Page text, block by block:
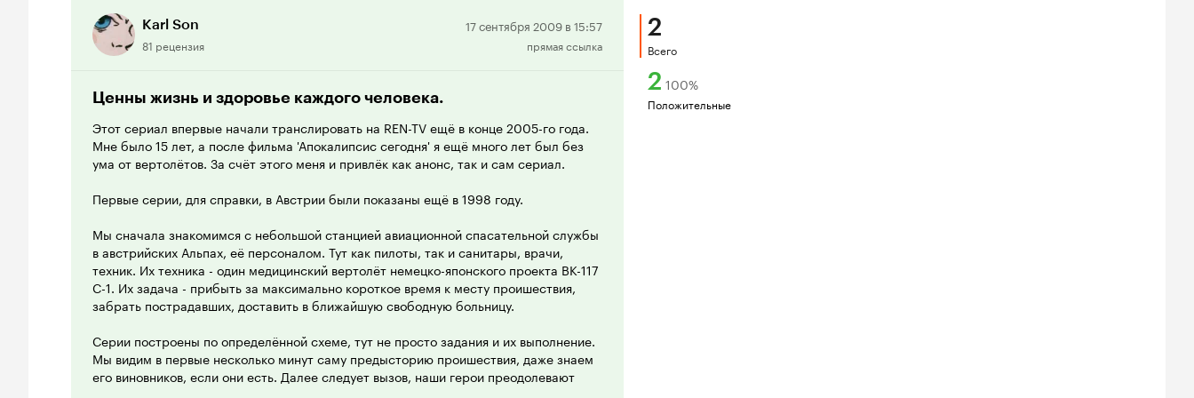
Karl Son
81 рецензия
Положительная
рецензия
17 сентября 2009 в 15:57
прямая ссылка
Ценны жизнь и здоровье каждого человека.
Этот сериал впервые начали транслировать на REN-TV ещё в конце 2005-го года.
Мне было 15 лет, а после фильма 'Апокалипсис сегодня' я ещё много лет был без
ума от вертолётов. За счёт этого меня и привлёк как анонс, так и сам сериал.
Первые серии, для справки, в Австрии были показаны ещё в 1998 году.
Мы сначала знакомимся с небольшой станцией авиационной спасательной службы
в австрийских Альпах, её персоналом. Тут как пилоты, так и санитары, врачи,
техник. Их техника - один медицинский вертолёт немецко-японского проекта BK-117
C-1. Их задача - прибыть за максимально короткое время к месту проишествия,
забрать пострадавших, доставить в ближайшую свободную больницу.
Серии построены по определённой схеме, тут не просто задания и их выполнение.
Мы видим в первые несколько минут саму предысторию проишествия, даже знаем
его виновников, если они есть. Далее следует вызов, наши герои преодолевают
2
Всего
2 100%
Положительные